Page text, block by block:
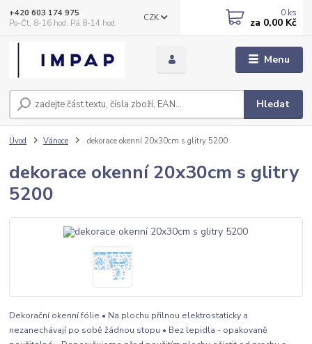
Menu
CZK
Hledat
+420 603 174 975
Po-Čt, 8-16 hod. Pá 8-14 hod.
0 ks
za 0,00 Kč
Úvod Vánoce dekorace okenní 20x30cm s glitry 5200
dekorace okenní 20x30cm s glitry
5200
Dekorační okenní fólie • Na plochu přilnou elektrostaticky a
nezanechávají po sobě žádnou stopu • Bez lepidla - opakovaně